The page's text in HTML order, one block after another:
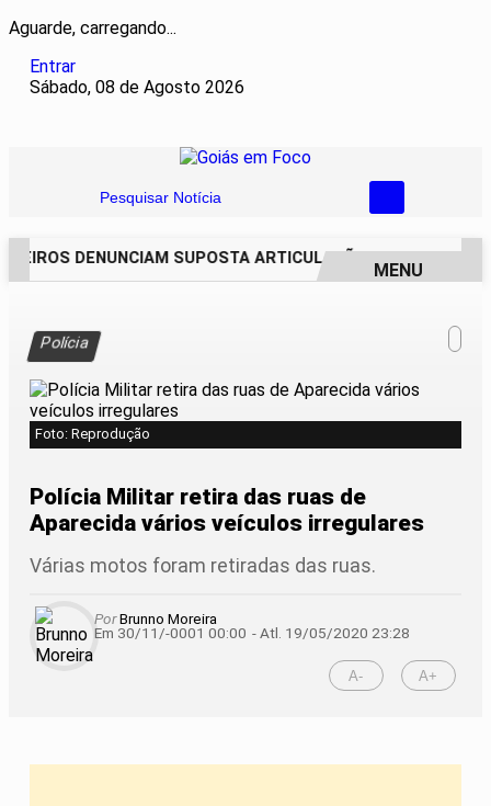
Aguarde, carregando...
Entrar
Sábado, 08 de Agosto 2026
Pesquisar Notícia
DENUNCIAM SUPOSTA ARTICULAÇÃO PARA
MENU
Polícia
Foto: Reprodução
Polícia Militar retira das ruas de
Aparecida vários veículos irregulares
Várias motos foram retiradas das ruas.
PorBrunno Moreira
Em 30/11/-0001 00:00 - Atl. 19/05/2020 23:28
A- A+